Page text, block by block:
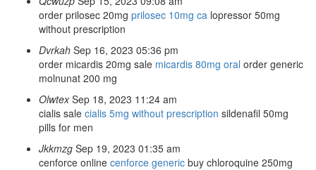
order prilosec 20mg prilosec 10mg ca lopressor 50mg
without prescription
Dvrkah Sep 16, 2023 05:36 pm
order micardis 20mg sale micardis 80mg oral order generic
molnunat 200 mg
Olwtex Sep 18, 2023 11:24 am
cialis sale cialis 5mg without prescription sildenafil 50mg
pills for men
Jkkmzg Sep 19, 2023 01:35 am
cenforce online cenforce generic buy chloroquine 250mg